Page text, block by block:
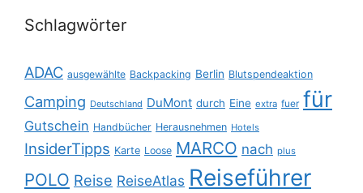
Schlagwörter
ADAC ausgewählte Backpacking Berlin Blutspendeaktion
Camping Deutschland DuMont durch Eine extra fuer für
Gutschein Handbücher Herausnehmen Hotels
InsiderTipps Karte Loose MARCO nach plus
POLO Reise ReiseAtlas Reiseführer